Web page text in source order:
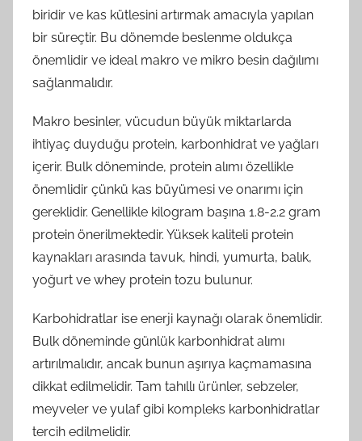
biridir ve kas kütlesini artırmak amacıyla yapılan
bir süreçtir. Bu dönemde beslenme oldukça
önemlidir ve ideal makro ve mikro besin dağılımı
sağlanmalıdır.
Makro besinler, vücudun büyük miktarlarda
ihtiyaç duyduğu protein, karbonhidrat ve yağları
içerir. Bulk döneminde, protein alımı özellikle
önemlidir çünkü kas büyümesi ve onarımı için
gereklidir. Genellikle kilogram başına 1.8-2.2 gram
protein önerilmektedir. Yüksek kaliteli protein
kaynakları arasında tavuk, hindi, yumurta, balık,
yoğurt ve whey protein tozu bulunur.
Karbohidratlar ise enerji kaynağı olarak önemlidir.
Bulk döneminde günlük karbonhidrat alımı
artırılmalıdır, ancak bunun aşırıya kaçmamasına
dikkat edilmelidir. Tam tahıllı ürünler, sebzeler,
meyveler ve yulaf gibi kompleks karbonhidratlar
tercih edilmelidir.